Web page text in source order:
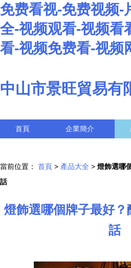
免费看视-免费视频-
全-视频观看-视频看
看-视频免费看-视频
中山市景旺貿易有
首頁 企業簡介
當前位置： 首頁 > 產品大全 > 燈飾選哪
話
燈飾選哪個牌子最好
話